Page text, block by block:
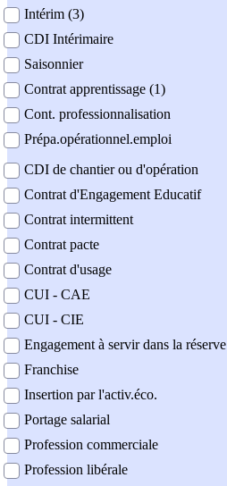
Intérim (3)
CDI Intérimaire
Saisonnier
Contrat apprentissage (1)
Cont. professionnalisation
Prépa.opérationnel.emploi
CDI de chantier ou d'opération
Contrat d'Engagement Educatif
Contrat intermittent
Contrat pacte
Contrat d'usage
CUI - CAE
CUI - CIE
Engagement à servir dans la réserve
Franchise
Insertion par l'activ.éco.
Portage salarial
Profession commerciale
Profession libérale